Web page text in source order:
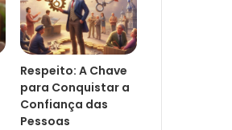
Respeito: A Chave
para Conquistar a
Confiança das
Pessoas